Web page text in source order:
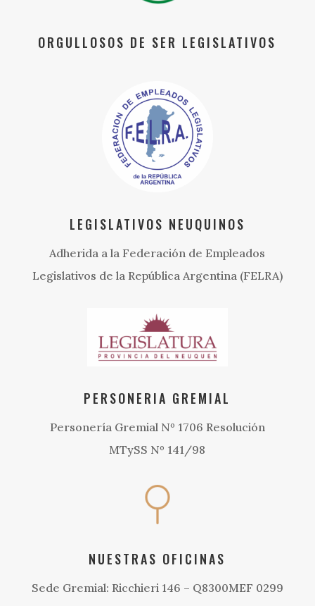
ORGULLOSOS DE SER LEGISLATIVOS
LEGISLATIVOS NEUQUINOS
Adherida a la Federación de Empleados
Legislativos de la República Argentina (FELRA)
PERSONERIA GREMIAL
Personería Gremial Nº 1706 Resolución
MTySS Nº 141/98
NUESTRAS OFICINAS
Sede Gremial: Ricchieri 146 – Q8300MEF 0299